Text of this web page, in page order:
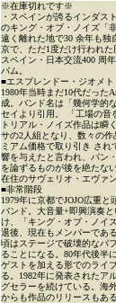
※在庫切れです※
・スペインが誇るインダス
のキング・オブ・ノイズ「
遠く離れた地で30 余年も独
京で、ただ1度だけ行われ
スペイン・日本交流400 周
バム。
■エスプレンドー・ジオメト
1980年当時まだ10代だった
成。バンド名は「幾何学的
セイより引用。 「工場の音
トリアル・ノイズ作品は瞬
サの2人組となり、数々の
ミアム価格で取り引き さ
響を与えたと言われ、パン
を論ずるものが後を絶たな
在住のサヴェリオ・エヴァ
■非常階段
1979年に京都でJOJO広重
バンド。大音量+即興演奏
け、「キング・オブ・ノイ
退後、現在もメンバーであ
頃はステージで破壊的なパ
ることになる。80年代後半
ゲストを加える形でのライ
る。1982年に発表されたア
グセラーを続けている。海
からも作品のリリースもあ